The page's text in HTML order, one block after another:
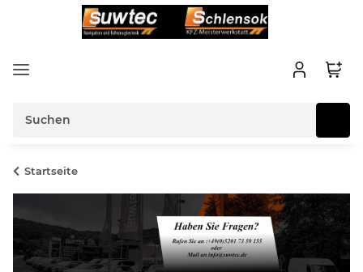
Startseite